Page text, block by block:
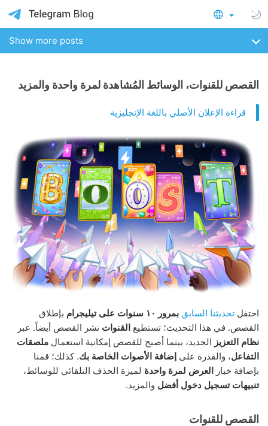
Show more posts
القصص للقنوات، الوسائط المُشاهدة لمرة واحدة والمزيد
قراءة الإعلان الأصلي باللغة الإنجليزية
احتفل تحديثنا السابق بمرور ١٠ سنوات على تيليجرام
بإطلاق
القصص. في هذا التحديث؛ تستطيع القنوات نشر القصص أيضاً. عبر
نظام التعزيز الجديد، بينما أصبح للقصص إمكانية استعمال ملصقات
التفاعل، والقدرة على إضافة الأصوات الخاصة بك. كذلك؛ قمنا
بإضافة خيار العرض لمرة واحدة لميزة الحذف التلقائي للوسائط،
تنبيهات تسجيل دخول أفضل والمزيد.
القصص للقنوات